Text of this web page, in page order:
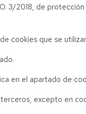
3/2018, de
cookies que se
en el apartado de
excepto en